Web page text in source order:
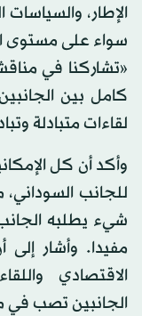
الإطار،
سواء على مستوى
«تشاركنا في
كامل بين
لقاءات متبادلة
وأكد أن كل
للجانب
شيء يطلبه
مفيدا. وأشار إلى
الاقتصادي
الجانبين تصب